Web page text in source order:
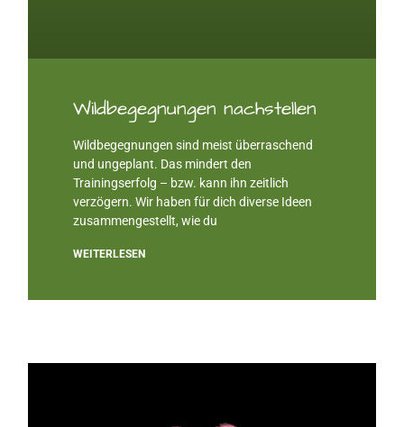
Wildbegegnungen nachstellen
Wildbegegnungen sind meist überraschend
und ungeplant. Das mindert den
Trainingserfolg – bzw. kann ihn zeitlich
verzögern. Wir haben für dich diverse Ideen
zusammengestellt, wie du
WEITERLESEN